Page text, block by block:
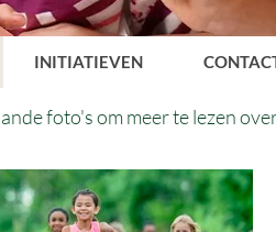
INITIATIEVEN
foto's om meer te lezen